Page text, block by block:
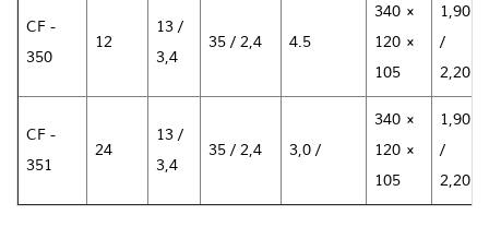
CF -
350
12
13 /
3,4
35 / 2,4 4.5
340 ×
120 ×
105
1,90
/
2,20
CF -
351
24
13 /
3,4
35 / 2,4 3,0 /
340 ×
120 ×
105
1,90
/
2,20